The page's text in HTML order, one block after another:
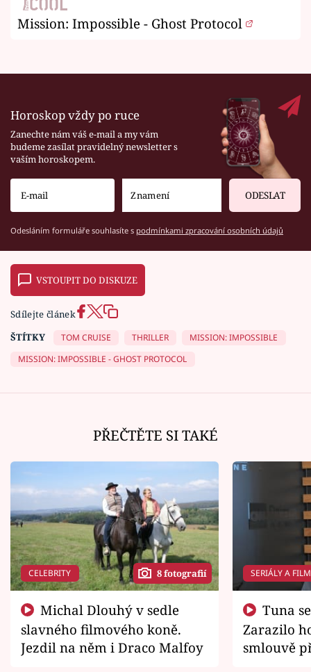
Mission: Impossible - Ghost Protocol
Horoskop vždy po ruce
Zanechte nám váš e-mail a my vám
budeme zasílat pravidelný newsletter s
vaším horoskopem.
ODESLAT
Odesláním formuláře souhlasíte s podmínkami zpracování osobních údajů
VSTOUPIT DO DISKUZE
Sdílejte článek
ŠTÍTKY
TOM CRUISE THRILLER
MISSION: IMPOSSIBLE
MISSION: IMPOSSIBLE - GHOST PROTOCOL
PŘEČTĚTE SI TAKÉ
CELEBRITY 8 fotografií
slavného filmového koně.
Jezdil na něm i Draco Malfoy
SERIÁLY A
Zarazilo
smlouvě